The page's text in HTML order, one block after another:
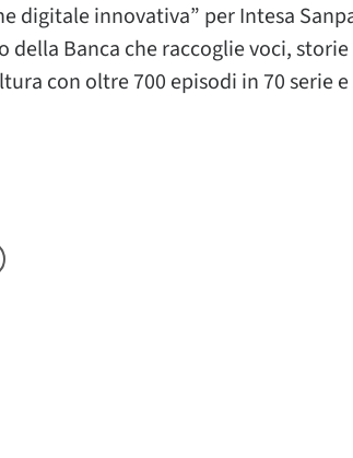
digitale innovativa” per Intesa
della Banca che raccoglie voci,
con oltre 700 episodi in 70 serie